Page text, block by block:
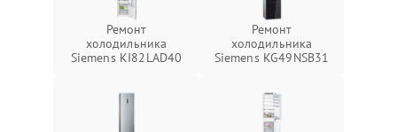
Ремонт
холодильника
Siemens KI82LAD40
Ремонт
холодильника
Siemens KG49NSB31